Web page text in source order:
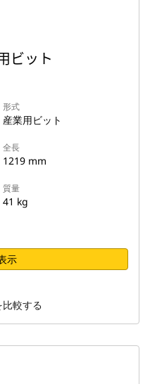
ビット
形式
産業用ビット
全長
1219 mm
質量
41 kg
示
較する